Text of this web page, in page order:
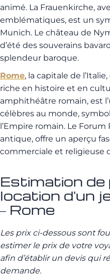
animé. La Frauenkirche,
emblématiques, est un
Munich. Le château de
d’été des souverains
splendeur baroque.
Rome, la capitale de
riche en histoire et en
amphithéâtre romain, est
célèbres au monde,
l’Empire romain. Le
antique, offre un aperçu
commerciale et religieuse
Estimation de
location d'un
– Rome
Les prix ci-dessous sont
estimer le prix de votre
afin d’établir un devis qui
demande.